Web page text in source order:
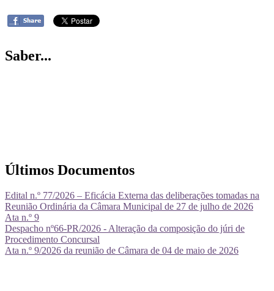
Saber...
Últimos Documentos
Edital n.º 77/2026 – Eficácia Externa das deliberações tomadas na
Reunião Ordinária da Câmara Municipal de 27 de julho de 2026
Ata n.º 9
Despacho nº66-PR/2026 - Alteração da composição do júri de
Procedimento Concursal
Ata n.º 9/2026 da reunião de Câmara de 04 de maio de 2026